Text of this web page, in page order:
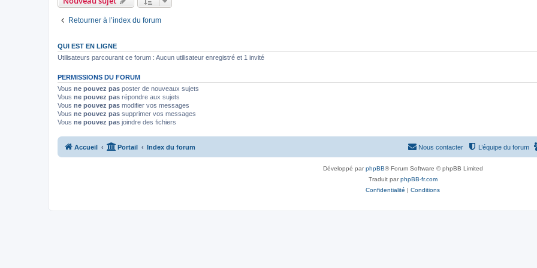
s
s
Retourner à l’index du forum
QUI EST EN LIGNE
Utilisateurs parcourant ce forum : Aucun utilisateur enregistré et 1 invité
PERMISSIONS DU FORUM
Vous ne pouvez pas poster de nouveaux sujets
Vous ne pouvez pas répondre aux sujets
Vous ne pouvez pas modifier vos messages
Vous ne pouvez pas supprimer vos messages
Vous ne pouvez pas joindre des fichiers
Accueil Portail Index du forum L’équipe du forum
Nous contacter
Développé parphpBB® Forum Software © phpBB Limited
Traduit parphpBB-fr.com
Confidentialité | Conditions